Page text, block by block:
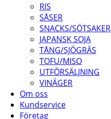
RIS
SÅSER
SNACKS/SÖTSAKER
JAPANSK SOJA
TÅNG/SJÖGRÄS
TOFU/MISO
UTFÖRSÄLJNING
VINÄGER
Om oss
Kundservice
Företag